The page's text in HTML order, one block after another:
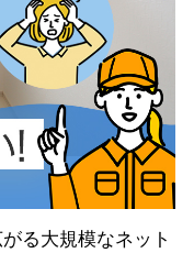
る大規模なネット